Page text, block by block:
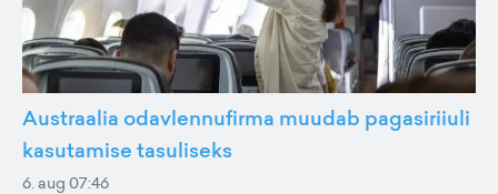
Austraalia odavlennufirma muudab pagasiriiuli
kasutamise tasuliseks
6. aug 07:46